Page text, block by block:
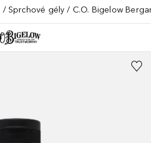
Sprchové gély C.O. Bigelow